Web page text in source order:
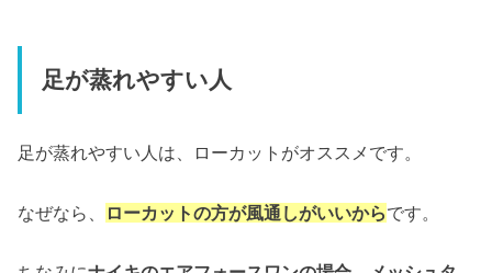
足が蒸れやすい人
足が蒸れやすい人は、ローカットがオススメです。
なぜなら、 ローカットの方が風通しがいいからです。